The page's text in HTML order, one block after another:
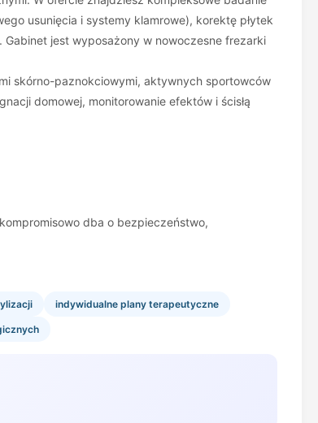
usunięcia i systemy klamrowe), korektę płytek
jest wyposażony w nowoczesne frezarki
skórno-paznokciowymi, aktywnych sportowców
domowej, monitorowanie efektów i ścisłą
dba o bezpieczeństwo,
indywidualne plany terapeutyczne